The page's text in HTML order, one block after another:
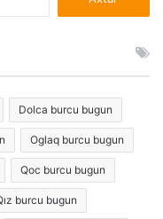
Dolca burcu bugun
Oglaq burcu bugun
Qoc burcu bugun
burcu bugun